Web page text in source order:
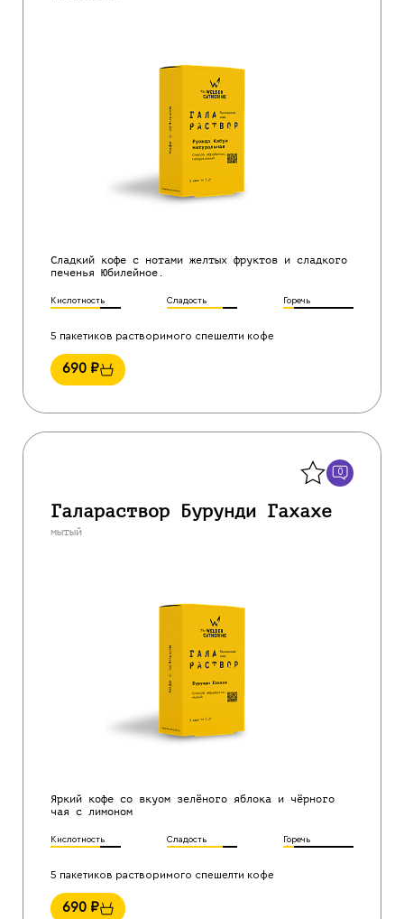
Сладкий кофе с нотами желтых фруктов и сладкого
печенья Юбилейное.
Кислотность Сладость Горечь
5 пакетиков растворимого спешелти кофе
690 ₽
0
Галараствор Бурунди Гахахе
мытый
Яркий кофе со вкуом зелёного яблока и чёрного
чая с лимоном
Кислотность Сладость Горечь
5 пакетиков растворимого спешелти кофе
690 ₽